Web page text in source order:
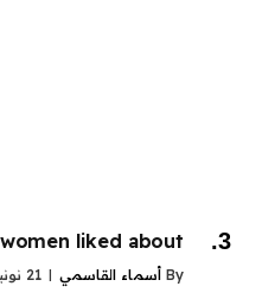
liked about
By أسماء القاسمي 21 نونبر، 2018